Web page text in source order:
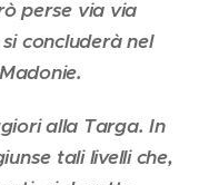
perse via via
concluderà nel
alla Targa. In
tali livelli che,